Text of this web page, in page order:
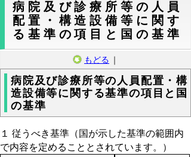
病院及び診療所等の人員
配置・構造設備等に関す
る基準の項目と国の基準
もどる ｜
病院及び診療所等の人員配置・構
造設備等に関する基準の項目と国
の基準
１ 従うべき基準（国が示した基準の範囲内
で内容を定めることとされています。）